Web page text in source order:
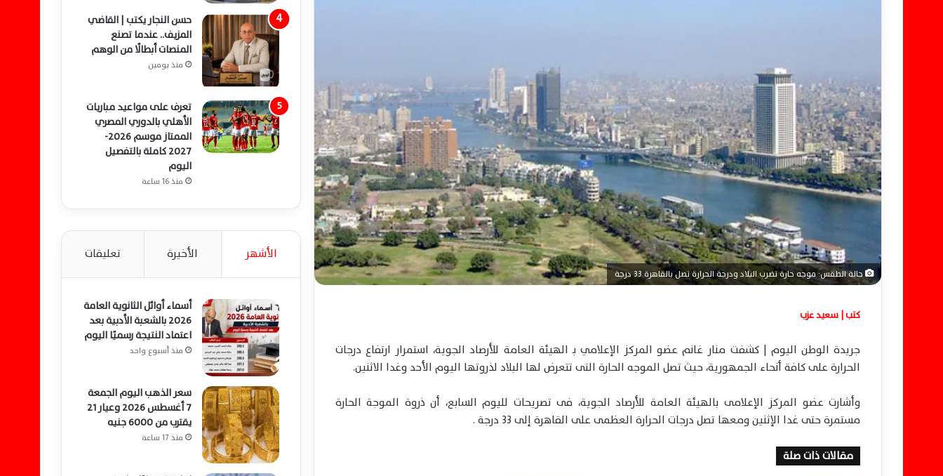
ل
ك
ت
ر
و
ن
ي
ا
حالة الطقس: موجه حارة تضرب البلاد ودرجة الحرارة تصل بالقاهرة 33 درجة
كتب | سعيد عزب
جريدة الوطن اليوم | كشفت منار غانم عضو المركز الإعلامي بـ الهيئة العامة للأرصاد الجوية، استمرار ارتفاع درجات
الحرارة على كافة أنحاء الجمهورية، حيث تصل الموجه الحارة التى تتعرض لها البلاد لذروتها اليوم الأحد وغدا الاثنين.
وأشارت عضو المركز الإعلامى بالهيئة العامة للأرصاد الجوية، فى تصريحات لليوم السابع، أن ذروة الموجة الحارة
مستمرة حتى غدا الإثنين ومعها تصل درجات الحرارة العظمى على القاهرة إلى 33 درجة .
مقالات ذات صلة
حسن النجار يكتب | القاضي
المزيف.. عندما تصنع
المنصات أبطالًا من الوهم
منذ يومين
تعرف على مواعيد مباريات
الأهلي بالدوري المصري
الممتاز موسم 2026-
2027 كاملة بالتفصيل
اليوم
منذ 16 ساعة
الأشهر الأخيرة تعليقات
أسماء أوائل الثانوية العامة
2026 بالشعبة الأدبية بعد
اعتماد النتيجة رسميًا اليوم
منذ أسبوع واحد
سعر الذهب اليوم الجمعة
7 أغسطس 2026 وعيار 21
يقترب من 6000 جنيه
منذ 17 ساعة